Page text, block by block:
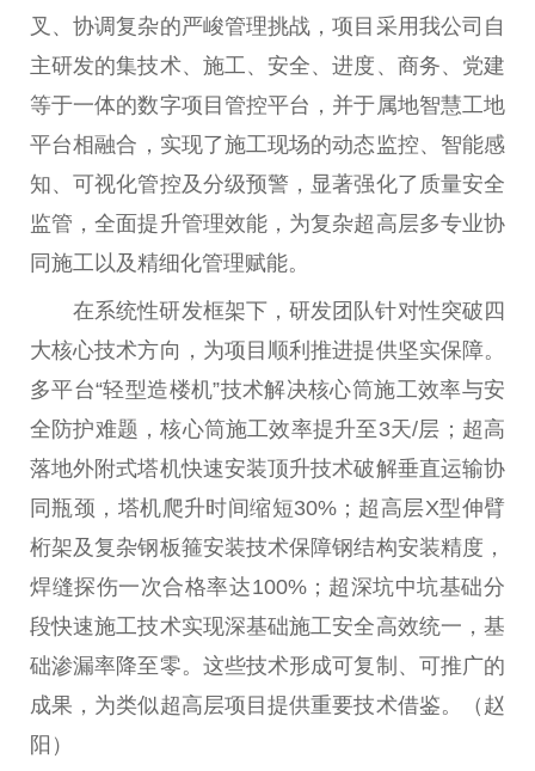
叉、协调复杂的严峻管理挑战，项目采用我公司自
主研发的集技术、施工、安全、进度、商务、党建
等于一体的数字项目管控平台 ，并于属地智慧工地
平台相融合，实现了施工现场的动态监控、智能感
知、可视化管控及分级预警，显著强化了质量安全
监管，全面提升管理效能，为复杂超 高层多专业协
同施工以及精细化管理赋能。
在系统性研发框架下，研发团队针对性突破四
大核心技术方向，为项目顺利推进提供坚实保障。
多平台“轻型造楼机”技术解决核心筒施工效率与安
全防护难题，核心筒施工效率提升至3天/层；超高
落地外附式塔机快速安装顶升技术破解垂直运输协
同瓶颈，塔机爬升时间缩短30%；超 高层X型伸臂
桁架及复杂钢板箍安装技术保障钢结构安装精度，
焊缝探伤一次合格率达100%；超深坑中坑基础分
段快速施工技术实现深基础施工安全高效统一，基
础渗漏率降至零。这些技术形成可复制、可推广的
成果，为类似超高层项目提供重要技术借鉴。（赵
阳）